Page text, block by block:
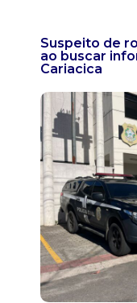
Suspeito de
ao buscar
Cariacica